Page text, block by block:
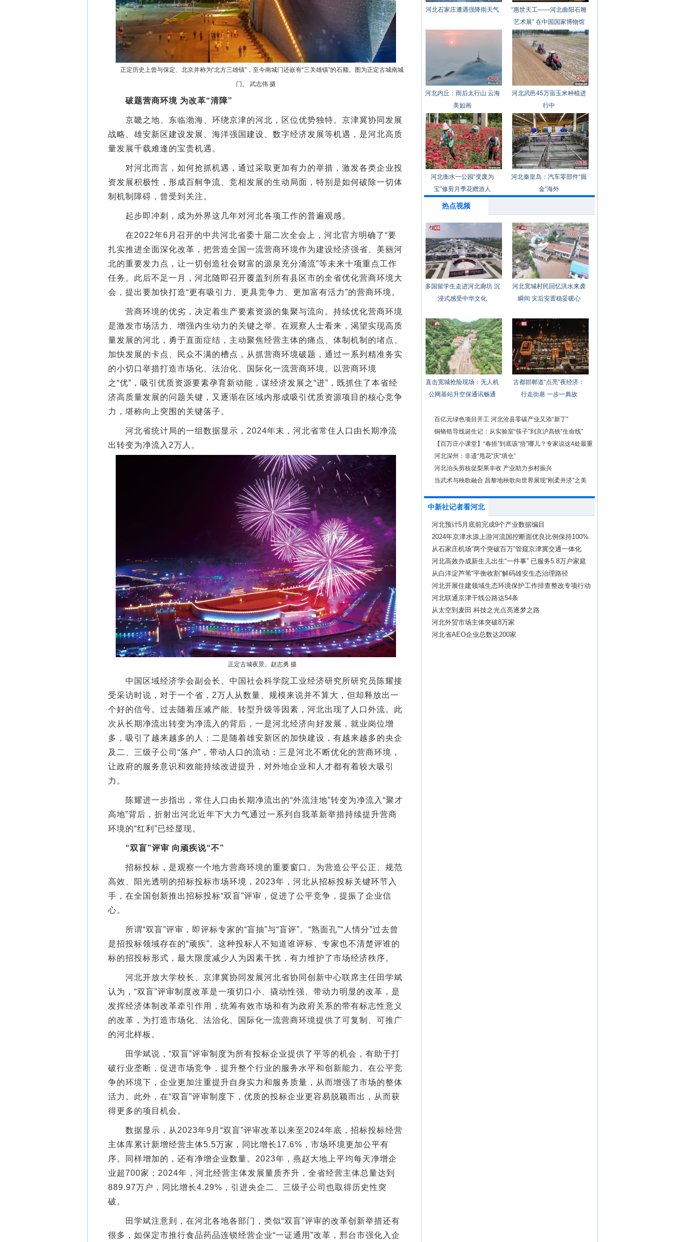
正定历史上曾与保定、北京并称为“北方三雄镇”，至今南城门还嵌有“三关雄镇”的石额。图为正定古城南城
门。 武志伟 摄
破题营商环境 为改革“清障”
京畿之地、东临渤海、环绕京津的河北，区位优势独特。京津冀协同发展
战略、雄安新区建设发展、海洋强国建设、数字经济发展等机遇，是河北高质
量发展千载难逢的宝贵机遇。
对河北而言，如何抢抓机遇，通过采取更加有力的举措，激发各类企业投
资发展积极性，形成百舸争流、竞相发展的生动局面，特别是如何破除一切体
制机制障碍，曾受到关注。
起步即冲刺，成为外界这几年对河北各项工作的普遍观感。
在2022年6月召开的中共河北省委十届二次全会上，河北官方明确了“要
扎实推进全面深化改革，把营造全国一流营商环境作为建设经济强省、美丽河
北的重要发力点，让一切创造社会财富的源泉充分涌流”等未来十项重点工作
任务。此后不足一月，河北随即召开覆盖到所有县区市的全省优化营商环境大
会，提出要加快打造“更有吸引力、更具竞争力、更加富有活力”的营商环境。
营商环境的优劣，决定着生产要素资源的集聚与流向。持续优化营商环境
是激发市场活力、增强内生动力的关键之举。在观察人士看来，渴望实现高质
量发展的河北，勇于直面症结，主动聚焦经营主体的痛点、体制机制的堵点、
加快发展的卡点、民众不满的槽点，从抓营商环境破题，通过一系列精准务实
的小切口举措打造市场化、法治化、国际化一流营商环境。以营商环境
之“优”，吸引优质资源要素孕育新动能，谋经济发展之“进”，既抓住了本省经
济高质量发展的问题关键，又逐渐在区域内形成吸引优质资源项目的核心竞争
力，堪称向上突围的关键落子。
河北省统计局的一组数据显示，2024年末，河北省常住人口由长期净流
出转变为净流入2万人。
正定古城夜景。赵志勇 摄
中国区域经济学会副会长、中国社会科学院工业经济研究所研究员陈耀接
受采访时说，对于一个省，2万人从数量、规模来说并不算大，但却释放出一
个好的信号。过去随着压减产能、转型升级等因素，河北出现了人口外流。此
次从长期净流出转变为净流入的背后，一是河北经济向好发展，就业岗位增
多，吸引了越来越多的人；二是随着雄安新区的加快建设，有越来越多的央企
及二、三级子公司“落户”，带动人口的流动；三是河北不断优化的营商环境，
让政府的服务意识和效能持续改进提升，对外地企业和人才都有着较大吸引
力。
陈耀进一步指出，常住人口由长期净流出的“外流洼地”转变为净流入“聚才
高地”背后，折射出河北近年下大力气通过一系列自我革新举措持续提升营商
环境的“红利”已经显现。
“双盲”评审 向顽疾说“不”
招标投标，是观察一个地方营商环境的重要窗口。为营造公平公正、规范
高效、阳光透明的招标投标市场环境，2023年，河北从招标投标关键环节入
手，在全国创新推出招标投标“双盲”评审，促进了公平竞争，提振了企业信
心。
所谓“双盲”评审，即评标专家的“盲抽”与“盲评”。“熟面孔”“人情分”过去曾
是招投标领域存在的“顽疾”。这种投标人不知道谁评标、专家也不清楚评谁的
标的招投标形式，最大限度减少人为因素干扰，有力维护了市场经济秩序。
河北开放大学校长、京津冀协同发展河北省协同创新中心联席主任田学斌
认为，“双盲”评审制度改革是一项切口小、撬动性强、带动力明显的改革，是
发挥经济体制改革牵引作用，统筹有效市场和有为政府关系的带有标志性意义
的改革，为打造市场化、法治化、国际化一流营商环境提供了可复制、可推广
的河北样板。
田学斌说，“双盲”评审制度为所有投标企业提供了平等的机会，有助于打
破行业垄断，促进市场竞争，提升整个行业的服务水平和创新能力。在公平竞
争的环境下，企业更加注重提升自身实力和服务质量，从而增强了市场的整体
活力。此外，在“双盲”评审制度下，优质的投标企业更容易脱颖而出，从而获
得更多的项目机会。
数据显示，从2023年9月“双盲”评审改革以来至2024年底，招标投标经营
主体库累计新增经营主体5.5万家，同比增长17.6%，市场环境更加公平有
序。同样增加的，还有净增企业数量。2023年，燕赵大地上平均每天净增企
业超700家；2024年，河北经营主体发展量质齐升，全省经营主体总量达到
889.97万户，同比增长4.29%，引进央企二、三级子公司也取得历史性突
破。
田学斌注意到，在河北各地各部门，类似“双盲”评审的改革创新举措还有
很多，如保定市推行食品药品连锁经营企业“一证通用”改革，邢台市强化入企
河北石家庄遭遇强降雨天气
“惠世天工——河北曲阳石雕
艺术展” 在中国国家博物馆
开幕
河北内丘：雨后太行山 云海
美如画
河北武邑45万亩玉米种植进
行中
河北衡水一公园“变废为
宝”修剪月季花赠游人
河北秦皇岛：汽车零部件“掘
金”海外
热点视频
多国留学生走进河北廊坊 沉
浸式感受中华文化
河北宽城村民回忆洪水来袭
瞬间 灾后安置稳妥暖心
直击宽城抢险现场：无人机
公网基站升空保通讯畅通
古都邯郸道“点亮”夜经济：
行走街巷 一步一典故
百亿元绿色项目开工 河北沧县零碳产业又添“新丁”
铜铬锆导线诞生记：从实验室“筷子”到京沪高铁“生命线”
【百万庄小课堂】“春捂”到底该“捂”哪儿？专家说这4处最重
要
河北深州：非遗“甩花”庆“填仓”
河北泊头剪枝促梨果丰收 产业助力乡村振兴
当武术与秧歌融合 昌黎地秧歌向世界展现“刚柔并济”之美
中新社记者看河北
河北预计5月底前完成9个产业数据编目
2024年京津水源上游河流国控断面优良比例保持100%
从石家庄机场“两个突破百万”管窥京津冀交通一体化
河北高效办成新生儿出生“一件事” 已服务5.8万户家庭
从白洋淀芦苇“平衡收割”解码雄安生态治理路径
河北开展住建领域生态环境保护工作排查整改专项行动
河北联通京津干线公路达54条
从太空到麦田 科技之光点亮逐梦之路
河北外贸市场主体突破8万家
河北省AEO企业总数达200家